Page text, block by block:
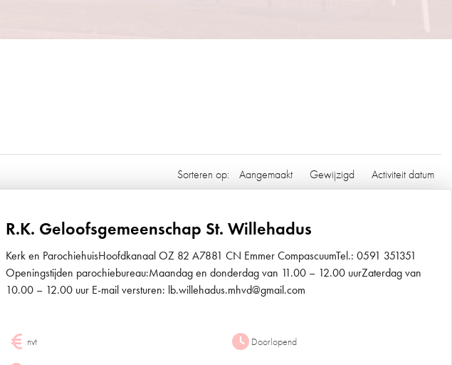
Sorteren op: Aangemaakt Gewijzigd Activiteit datum
R.K. Geloofsgemeenschap St. Willehadus
Kerk en ParochiehuisHoofdkanaal OZ 82 A7881 CN Emmer CompascuumTel.: 0591 351351
Openingstijden parochiebureau:Maandag en donderdag van 11.00 – 12.00 uurZaterdag van
10.00 – 12.00 uur E-mail versturen: lb.willehadus.mhvd@gmail.com
nvt Doorlopend